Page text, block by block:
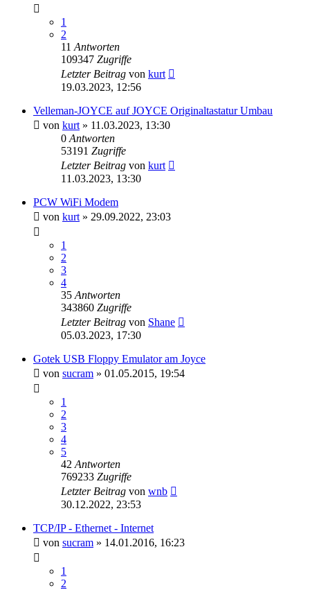
1
2
11 Antworten
109347 Zugriffe
Letzter Beitrag von kurt
19.03.2023, 12:56
Velleman-JOYCE auf JOYCE Originaltastatur Umbau
von kurt » 11.03.2023, 13:30
0 Antworten
53191 Zugriffe
Letzter Beitrag von kurt
11.03.2023, 13:30
PCW WiFi Modem
von kurt » 29.09.2022, 23:03
1
2
3
4
35 Antworten
343860 Zugriffe
Letzter Beitrag von Shane
05.03.2023, 17:30
Gotek USB Floppy Emulator am Joyce
von sucram » 01.05.2015, 19:54
1
2
3
4
5
42 Antworten
769233 Zugriffe
Letzter Beitrag von wnb
30.12.2022, 23:53
TCP/IP - Ethernet - Internet
von sucram » 14.01.2016, 16:23
1
2